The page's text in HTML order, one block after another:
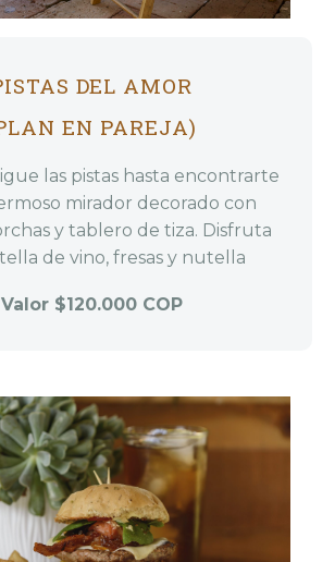
DEL AMOR
EN PAREJA)
las pistas hasta encontrarte
mirador decorado con
y tablero de tiza. Disfruta
de vino, fresas y nutella
Valor $120.000 COP